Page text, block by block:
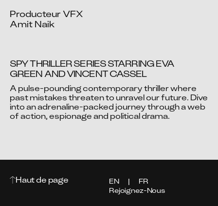
Producteur VFX
Amit Naik
Video blocked
Accept advertising cookies to view this video.
Change Your Privacy Settings Here.
SPY THRILLER SERIES STARRING EVA
GREEN AND VINCENT CASSEL
A pulse-pounding contemporary thriller where
past mistakes threaten to unravel our future. Dive
into an adrenaline-packed journey through a web
of action, espionage and political drama.
Haut de page
Rejoignez-Nous
EN | FR